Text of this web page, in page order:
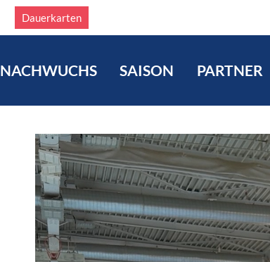
Dauerkarten
NACHWUCHS SAISON PARTNER